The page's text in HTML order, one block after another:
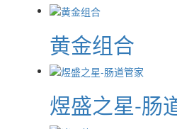
黄金组合
煜盛之星-肠